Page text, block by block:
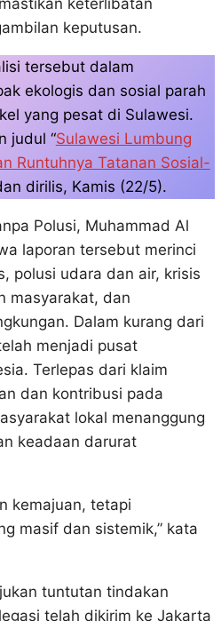
keterlibatan
keputusan.
tersebut dalam
ekologis dan sosial parah
yang pesat di Sulawesi.
judul “Sulawesi Lumbung
Runtuhnya Tatanan Sosial-
dirilis, Kamis (22/5).
Polusi, Muhammad Al
laporan tersebut merinci
polusi udara dan air, krisis
masyarakat, dan
Dalam kurang dari
menjadi pusat
Terlepas dari klaim
dan kontribusi pada
lokal menanggung
keadaan darurat
kemajuan, tetapi
masif dan sistemik,” kata
tuntutan tindakan
telah dikirim ke Jakarta